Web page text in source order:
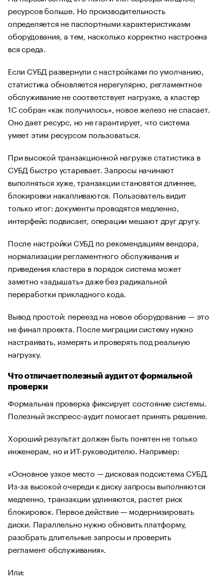
ресурсов больше. Но производительность
определяется не паспортными характеристиками
оборудования, а тем, насколько корректно настроена
вся среда.
Если СУБД развернули с настройками по умолчанию,
статистика обновляется нерегулярно, регламентное
обслуживание не соответствует нагрузке, а кластер
1С собран «как получилось», новое железо не спасает.
Оно дает ресурс, но не гарантирует, что система
умеет этим ресурсом пользоваться.
При высокой транзакционной нагрузке статистика в
СУБД быстро устаревает. Запросы начинают
выполняться хуже, транзакции становятся длиннее,
блокировки накапливаются. Пользователь видит
только итог: документы проводятся медленно,
интерфейс подвисает, операции мешают друг другу.
После настройки СУБД по рекомендациям вендора,
нормализации регламентного обслуживания и
приведения кластера в порядок система может
заметно «задышать» даже без радикальной
переработки прикладного кода.
Вывод простой: переезд на новое оборудование — это
не финал проекта. После миграции систему нужно
настраивать, измерять и проверять под реальную
нагрузку.
Что отличает полезный аудит от формальной
проверки
Формальная проверка фиксирует состояние системы.
Полезный экспресс-аудит помогает принять решение.
Хороший результат должен быть понятен не только
инженерам, но и ИТ-руководителю. Например:
«Основное узкое место — дисковая подсистема СУБД.
Из-за высокой очереди к диску запросы выполняются
медленно, транзакции удлиняются, растет риск
блокировок. Первое действие — модернизировать
диски. Параллельно нужно обновить платформу,
разобрать длительные запросы и проверить
регламент обслуживания».
Или: